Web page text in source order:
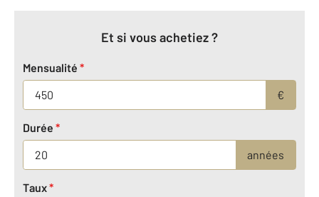
Et si vous achetiez ?
Mensualité *
€
Durée *
années
Taux*